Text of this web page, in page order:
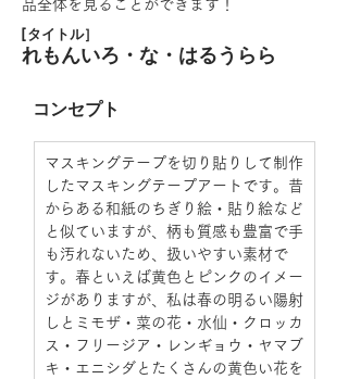
品全体を見ることができます！
[タイトル］
れもんいろ・な・はるうらら
コンセプト
マスキングテープを切り貼りして制作
したマスキングテープアートです。昔
からある和紙のちぎり絵・貼り絵など
と似ていますが、柄も質感も豊富で手
も汚れないため、扱いやすい素材で
す。春といえば黄色とピンクのイメー
ジがありますが、私は春の明るい陽射
しとミモザ・菜の花・水仙・クロッカ
ス・フリージア・レンギョウ・ヤマブ
キ・エニシダとたくさんの黄色い花を